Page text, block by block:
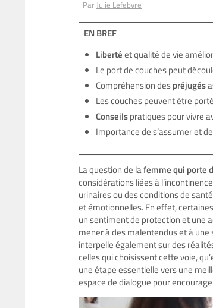
Par Julie Lefebvre
EN BREF
Libertéet qualité de vie
Le port de couches peut
Compréhension despréjugés
Les couches peuvent être
Conseilspratiques pour vivre
Importance de s’assumer et
La question de lafemme qui porte
considérations liées à
urinaires ou des conditions de
et émotionnelles. En effet,
un sentiment de protection et une
mener à des malentendus et à
interpelle également sur des
celles qui choisissent cette voie,
une étape essentielle vers une
espace de dialogue pour